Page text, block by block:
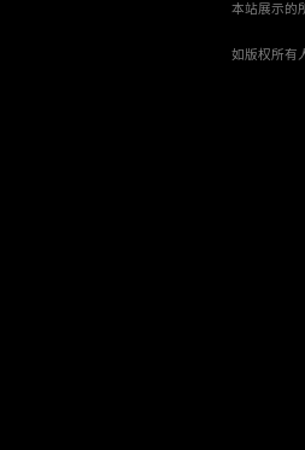
本站展示的
如版权所有